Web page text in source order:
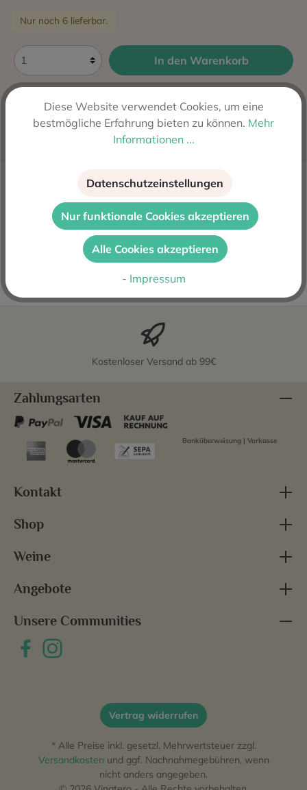
Nur noch 6 lieferbar.
In den Warenkorb
Produktnummer: SW10826
Vega Sicilia, Valbuena de Duero, Spanien
Vega Sicilia Valbuena Reserva 2019 ist ein Cuvee aus
97% Tinto Fino oder Tempranillo und 3% Merlot. Der
Wein reift 1 Jahr i…Mehr
Kostenloser Versand ab 99€
Shop
Weine
Angebote
Zahlungsarten
Banküberweisung | Vorkasse
Unsere Communities
Kontakt
Vertrag widerrufen
* Alle Preise inkl. gesetzl. Mehrwertsteuer zzgl.
Versandkosten und ggf. Nachnahmegebühren, wenn
nicht anders angegeben.
Diese Website verwendet Cookies, um eine
bestmögliche Erfahrung bieten zu können. Mehr
Informationen ...
Datenschutzeinstellungen
Nur funktionale Cookies akzeptieren
Alle Cookies akzeptieren
- Impressum